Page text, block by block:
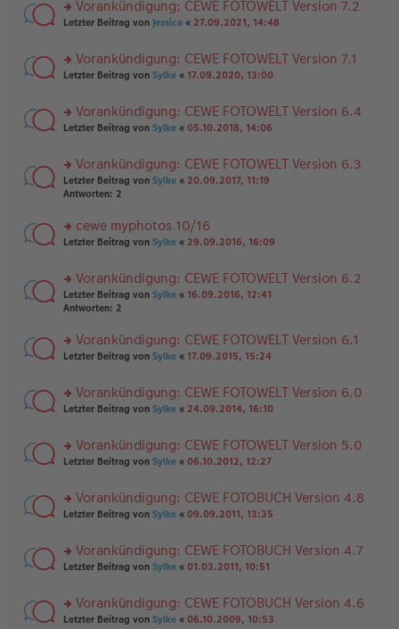
g
ei
tr
g
es
e
B
ei
g
u
n
es
e
B
ei
g
rs
u
n
es
e
B
ei
tr
g
Vorankündigung: CEWE FOTOWELT Version 7.2
Letzter Beitrag von Jessica « 27.09.2021, 14:48
rs
u
n
es
e
n
B
ei
tr
g
Vorankündigung: CEWE FOTOWELT Version 7.1
Letzter Beitrag von Sylke « 17.09.2020, 13:00
rs
u
n
g
es
e
n
B
ei
tr
a
Vorankündigung: CEWE FOTOWELT Version 6.4
Letzter Beitrag von Sylke « 05.10.2018, 14:06
rs
te
n
g
es
e
n
er
ei
tr
Vorankündigung: CEWE FOTOWELT Version 6.3
Letzter Beitrag von Sylke « 20.09.2017, 11:19
Antworten: 2
rs
u
n
g
es
e
n
B
ei
tr
g
cewe myphotos 10/16
Letzter Beitrag von Sylke « 29.09.2016, 16:09
rs
te
n
g
es
e
n
B
ei
tr
g
Vorankündigung: CEWE FOTOWELT Version 6.2
Letzter Beitrag von Sylke « 16.09.2016, 12:41
Antworten: 2
rs
u
n
es
e
B
ei
g
Vorankündigung: CEWE FOTOWELT Version 6.1
Letzter Beitrag von Sylke « 17.09.2015, 15:24
rs
u
n
es
e
B
ei
g
Vorankündigung: CEWE FOTOWELT Version 6.0
Letzter Beitrag von Sylke « 24.09.2014, 16:10
rs
u
n
es
e
B
ei
Vorankündigung: CEWE FOTOWELT Version 5.0
Letzter Beitrag von Sylke « 06.10.2012, 12:27
rs
u
n
es
e
Vorankündigung: CEWE FOTOBUCH Version 4.8
Letzter Beitrag von Sylke « 09.09.2011, 13:35
rs
u
n
Vorankündigung: CEWE FOTOBUCH Version 4.7
Letzter Beitrag von Sylke « 01.03.2011, 10:51
rs
Vorankündigung: CEWE FOTOBUCH Version 4.6
Letzter Beitrag von Sylke « 06.10.2009, 10:53